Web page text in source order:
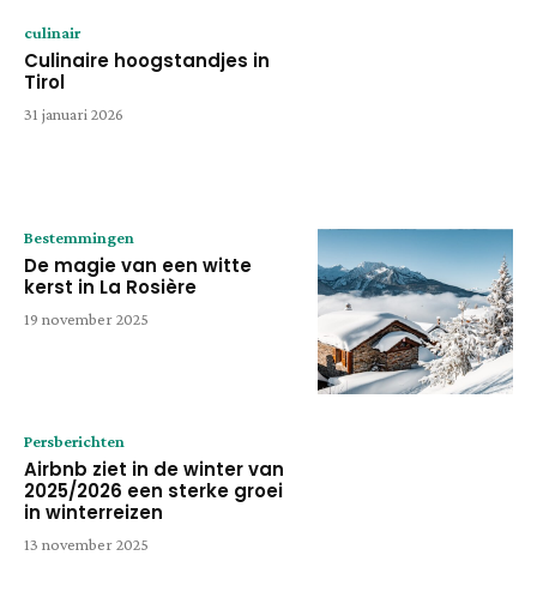
culinair
Culinaire hoogstandjes in
Tirol
31 januari 2026
Bestemmingen
De magie van een witte
kerst in La Rosière
19 november 2025
Persberichten
Airbnb ziet in de winter van
2025/2026 een sterke groei
in winterreizen
13 november 2025